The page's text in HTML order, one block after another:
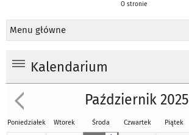
O stronie
Menu główne
Kalendarium
Październik 2025
Poniedziałek Wtorek Środa Czwartek Piątek